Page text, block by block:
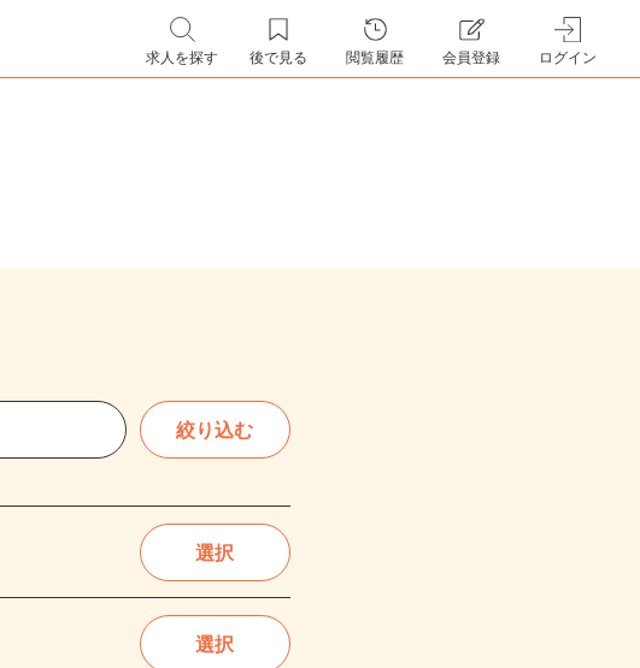
求人を探す 後で見る 閲覧履歴 会員登録 ログイン
絞り込む
選択
選択